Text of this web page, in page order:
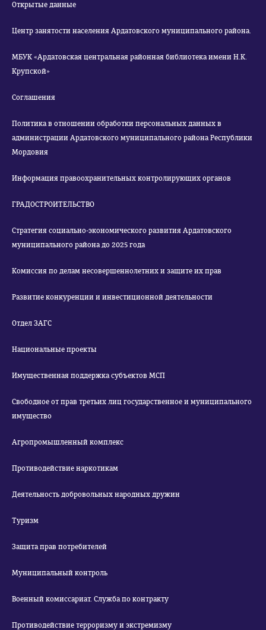
Открытые данные
Центр занятости населения Ардатовского муниципального района.
МБУК «Ардатовская центральная районная библиотека имени Н.К.
Крупской»
Соглашения
Политика в отношении обработки персональных данных в
администрации Ардатовского муниципального района Республики
Мордовия
Информация правоохранительных контролирующих органов
ГРАДОСТРОИТЕЛЬСТВО
Стратегия социально-экономического развития Ардатовского
муниципального района до 2025 года
Комиссия по делам несовершеннолетних и защите их прав
Развитие конкуренции и инвестиционной деятельности
Отдел ЗАГС
Национальные проекты
Имущественная поддержка субъектов МСП
Свободное от прав третьих лиц государственное и муниципального
имущество
Агропромышленный комплекс
Противодействие наркотикам
Деятельность добровольных народных дружин
Туризм
Защита прав потребителей
Муниципальный контроль
Военный комиссариат. Служба по контракту
Противодействие терроризму и экстремизму